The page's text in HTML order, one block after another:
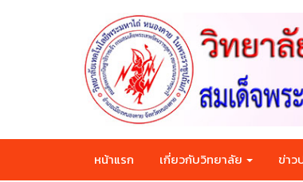
หน้าแรก เกี่ยวกับวิทยาลัย ข่าว